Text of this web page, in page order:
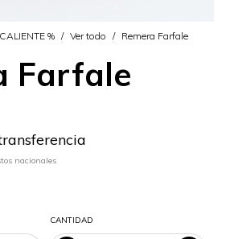
% / Ver todo / Remera Farfale
Farfale
nacionales
CANTIDAD